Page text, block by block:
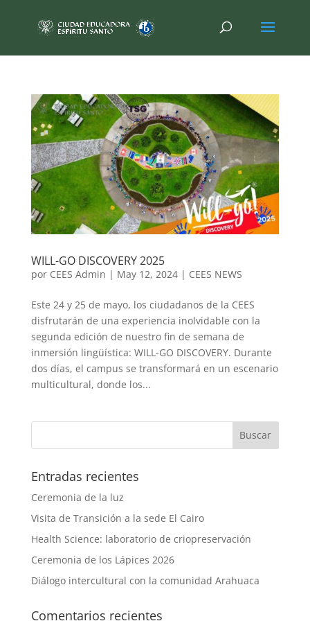
WILL-GO DISCOVERY 2025
por CEES Admin | May 12, 2024| CEES NEWS
Este 24 y 25 de mayo, los ciudadanos de la CEES
disfrutarán de una experiencia inolvidable con la
segunda edición de nuestro fin de semana de
inmersión lingüística: WILL-GO DISCOVERY. Durante
dos días, el campus se transformará en un escenario
multicultural, donde los...
Entradas recientes
Ceremonia de la luz
Visita de Transición a la sede El Cairo
Health Science: laboratorio de criopreservación
Ceremonia de los Lápices 2026
Diálogo intercultural con la comunidad Arahuaca
Comentarios recientes